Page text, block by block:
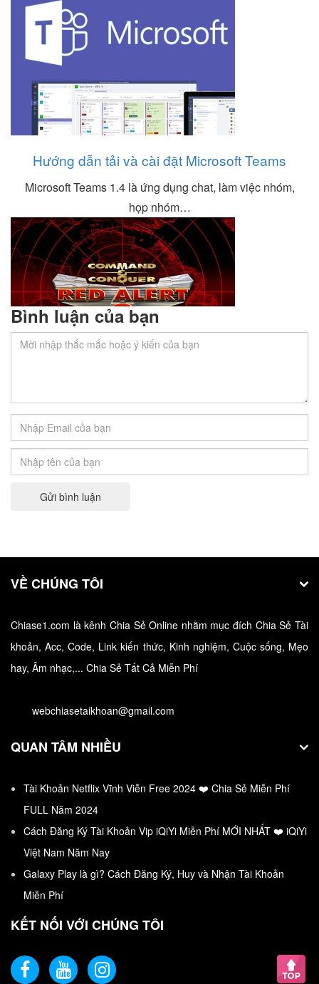
Hướng dẫn tải và cài đặt Microsoft Teams
Microsoft Teams 1.4 là ứng dụng chat, làm việc nhóm,
họp nhóm…
Crack
Red Alert 2 là phiên bản game tiếp theo của
Command & Conquer…
Tải Pascal - Download Turbo Pascal, phần
mềm học lập trình
nghiệp và…
Bình luận của bạn
Gửi bình luận
VỀ CHÚNG TÔI
Chiase1.com là kênh Chia Sẻ Online nhằm mục đích Chia Sẻ Tài
khoản, Acc, Code, Link kiến thức, Kinh nghiệm, Cuộc sống, Mẹo
hay, Âm nhạc,... Chia Sẻ Tất Cả Miễn Phí
webchiasetaikhoan@gmail.com
QUAN TÂM NHIỀU
Tài Khoản Netflix Vĩnh Viễn Free 2024 ❤️ Chia Sẻ Miễn Phí
FULL Năm 2024
Cách Đăng Ký Tài Khoản Vip iQiYi Miễn Phí MỚI NHẤT ❤️ iQiYi
Việt Nam Năm Nay
Galaxy Play là gì? Cách Đăng Ký, Huy và Nhận Tài Khoản
Miễn Phí
KẾT NỐI VỚI CHÚNG TÔI